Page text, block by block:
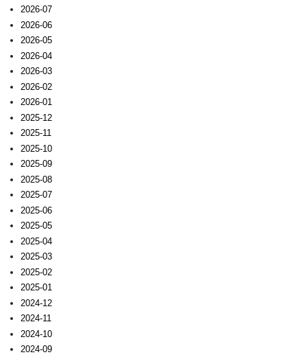
2026-07
2026-06
2026-05
2026-04
2026-03
2026-02
2026-01
2025-12
2025-11
2025-10
2025-09
2025-08
2025-07
2025-06
2025-05
2025-04
2025-03
2025-02
2025-01
2024-12
2024-11
2024-10
2024-09